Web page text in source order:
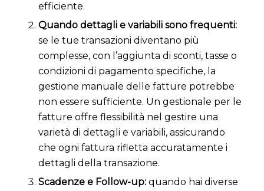
efficiente.
Quando dettagli e variabili sono frequenti:
se le tue transazioni diventano più
complesse, con l’aggiunta di sconti, tasse o
condizioni di pagamento specifiche, la
gestione manuale delle fatture potrebbe
non essere sufficiente. Un gestionale per le
fatture offre flessibilità nel gestire una
varietà di dettagli e variabili, assicurando
che ogni fattura rifletta accuratamente i
dettagli della transazione.
Scadenze e Follow-up: quando hai diverse